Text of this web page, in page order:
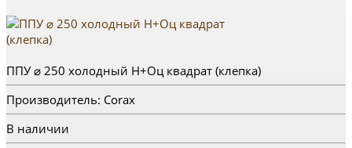
ППУ ⌀ 250 холодный Н+Оц квадрат (клепка)
Производитель: Corax
В наличии